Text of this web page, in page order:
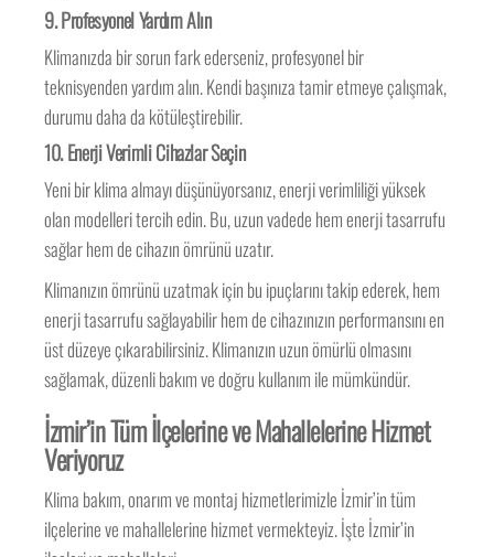
9. Profesyonel Yardım Alın
Klimanızda bir sorun fark ederseniz, profesyonel bir
teknisyenden yardım alın. Kendi başınıza tamir etmeye çalışmak,
durumu daha da kötüleştirebilir.
10. Enerji Verimli Cihazlar Seçin
Yeni bir klima almayı düşünüyorsanız, enerji verimliliği yüksek
olan modelleri tercih edin. Bu, uzun vadede hem enerji tasarrufu
sağlar hem de cihazın ömrünü uzatır.
Klimanızın ömrünü uzatmak için bu ipuçlarını takip ederek, hem
enerji tasarrufu sağlayabilir hem de cihazınızın performansını en
üst düzeye çıkarabilirsiniz. Klimanızın uzun ömürlü olmasını
sağlamak, düzenli bakım ve doğru kullanım ile mümkündür.
İzmir’in Tüm İlçelerine ve Mahallelerine Hizmet
Veriyoruz
Klima bakım, onarım ve montaj hizmetlerimizle İzmir’in tüm
ilçelerine ve mahallelerine hizmet vermekteyiz. İşte İzmir’in